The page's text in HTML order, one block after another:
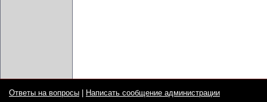
Ответы на вопросы Написать сообщение администрации